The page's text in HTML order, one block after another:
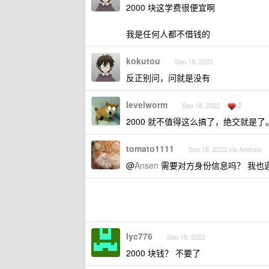
2000 块这学费很便宜啊
我是任何人都不借钱的
kokutou Sep 18, 2022
反正别问，问就是没有
levelworm Sep 18, 2022 2
2000 就不值得这么搞了，绝交就是了。
tomato1111 Sep 18, 2022 via Android
@Ansen 需要对方身份信息吗？ 我也
lyc776 Sep 18, 2022
2000 块钱？ 不要了